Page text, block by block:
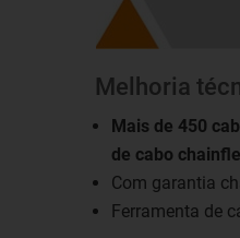
Melhoria
Mais de 450
de cabo
Com garantia
Ferramenta de